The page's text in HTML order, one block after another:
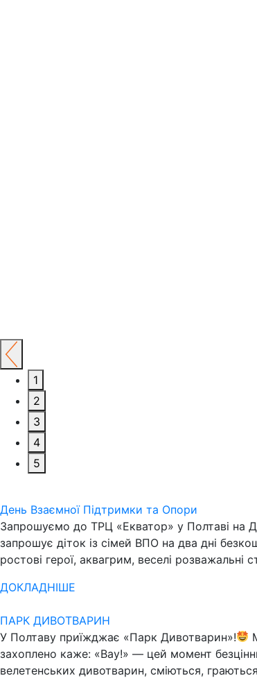
1
2
3
4
5
День Взаємної Підтримки та Опори
Запрошуємо до ТРЦ «Екватор» у Полтаві на
запрошує діток із сімей ВПО на два дні
ростові герої, аквагрим, веселі розважальні
ДОКЛАДНІШЕ
ПАРК ДИВОТВАРИН
У Полтаву приїжджає «Парк Дивотварин»!
захоплено каже: «Вау!» — цей момент
велетенських дивотварин, сміються,